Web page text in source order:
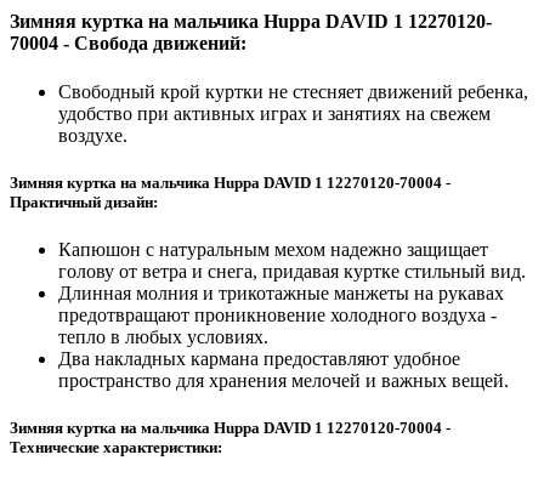
Зимняя куртка на мальчика Huppa DAVID 1 12270120-
70004 - Свобода движений:
Свободный крой куртки не стесняет движений ребенка,
удобство при активных играх и занятиях на свежем
воздухе.
Зимняя куртка на мальчика Huppa DAVID 1 12270120-70004 -
Практичный дизайн:
Капюшон с натуральным мехом надежно защищает
голову от ветра и снега, придавая куртке стильный вид.
Длинная молния и трикотажные манжеты на рукавах
предотвращают проникновение холодного воздуха -
тепло в любых условиях.
Два накладных кармана предоставляют удобное
пространство для хранения мелочей и важных вещей.
Зимняя куртка на мальчика Huppa DAVID 1 12270120-70004 -
Технические характеристики: